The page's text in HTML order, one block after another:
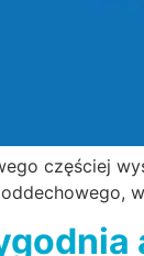
częściej